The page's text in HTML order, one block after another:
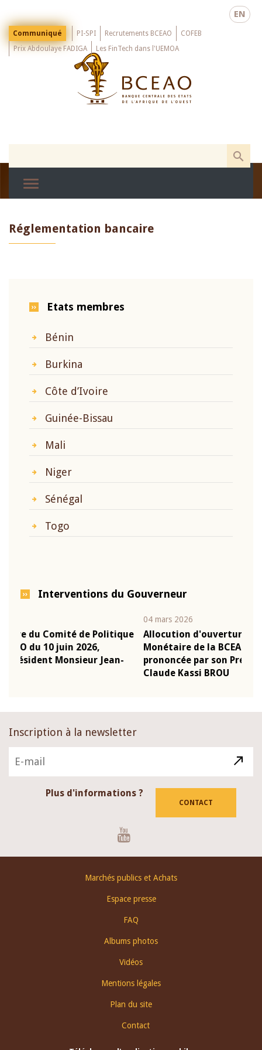
main
EN
Menu
Top
Communiqué PI-SPI Recrutements BCEAO
COFEB
Prix Abdoulaye FADIGA
Les FinTech dans l'UEMOA
Réglementation bancaire
Etats membres
Bénin
Burkina
Côte d’Ivoire
Guinée-Bissau
Mali
Niger
Sénégal
Togo
Interventions du Gouverneur
Allocution d'ouverture du Comité de Politique
Monétaire de la BCEAO du 4 mars 2026,
prononcée par son Président Monsieur Jean-
Inscription à la newsletter
Plus d'informations ?
CONTACT
Marchés publics et Achats
Espace presse
FAQ
Albums photos
Vidéos
Mentions légales
Plan du site
Contact